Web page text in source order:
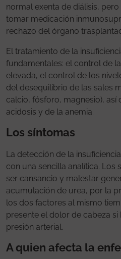
normal exenta de diálisis,
tomar medicación
rechazo del órgano
El tratamiento de la
fundamentales: el control de
elevada, el control de los
del desequilibrio de las sales
calcio, fósforo, magnesio),
acidosis y de la anemia.
Los síntomas
La detección de la
con una sencilla analítica. Los
ser cansancio y malestar
acumulación de urea, por la
los dos factores al mismo
presente el dolor de cabeza si
presión arterial.
A quien afecta la